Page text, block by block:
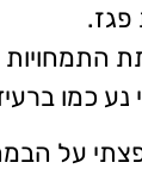
כמו
על